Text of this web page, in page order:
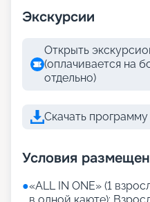
Экскурсии
Открыть
(оплачивается на
отдельно)
Скачать программу
Условия
●«АLL IN ONE» (1